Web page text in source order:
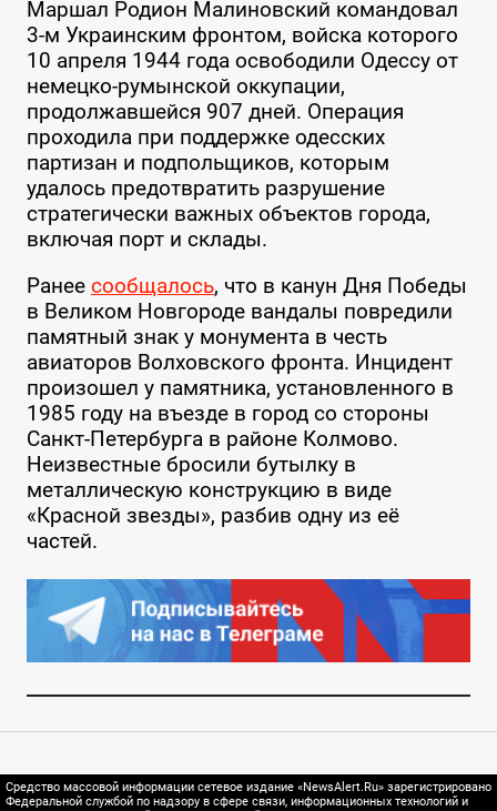
Маршал Родион Малиновский командовал
3-м Украинским фронтом, войска которого
10 апреля 1944 года освободили Одессу от
немецко-румынской оккупации,
продолжавшейся 907 дней. Операция
проходила при поддержке одесских
партизан и подпольщиков, которым
удалось предотвратить разрушение
стратегически важных объектов города,
включая порт и склады.
Ранее сообщалось, что в канун Дня Победы
в Великом Новгороде вандалы повредили
памятный знак у монумента в честь
авиаторов Волховского фронта. Инцидент
произошел у памятника, установленного в
1985 году на въезде в город со стороны
Санкт-Петербурга в районе Колмово.
Неизвестные бросили бутылку в
металлическую конструкцию в виде
«Красной звезды», разбив одну из её
частей.
Средство массовой информации сетевое издание «NewsAlert.Ru» зарегистрировано
Федеральной службой по надзору в сфере связи, информационных технологий и